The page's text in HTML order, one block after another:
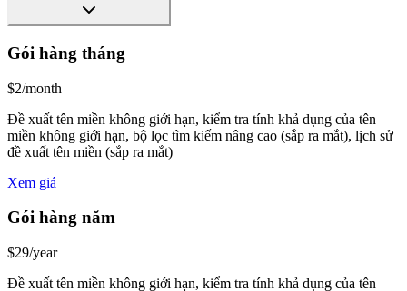
Gói hàng tháng
$2/month
Đề xuất tên miền không giới hạn, kiểm tra tính khả dụng của tên
miền không giới hạn, bộ lọc tìm kiếm nâng cao (sắp ra mắt), lịch sử
đề xuất tên miền (sắp ra mắt)
Xem giá
Gói hàng năm
$29/year
Đề xuất tên miền không giới hạn, kiểm tra tính khả dụng của tên